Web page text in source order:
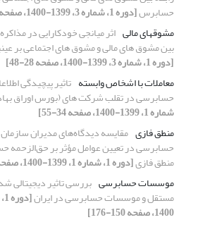
حسابرس[دوره 1، شماره 3، 1399-1400، صفحه 28-48]
مشوقهای مالی اثر میانجی خودکارایی در
بین مشوق های مالی و مشوق های اجتماعی بر
[دوره 1، شماره 3، 1399-1400، صفحه 28-48]
معاملات با اشخاص وابسته تاثیر پیچیدگی
حسابرسی در تقلب شرکت های (بورس اوراق
شماره 1، 1399-1400، صفحه 34-55]
منطق فازی مقایسه دیدگاه‌‏های مدیران
حسابرسی در تعیین عوامل مؤثر بر حق‌الزحمه
منطق فازی[دوره 1، شماره 1، 1399-1400، صفحه 72-89]
موسسات حسابرسی بررسی تاثیر دیجیتالی
مستقل و موسسات حسابرسی در ایران
1400، صفحه 150-176]